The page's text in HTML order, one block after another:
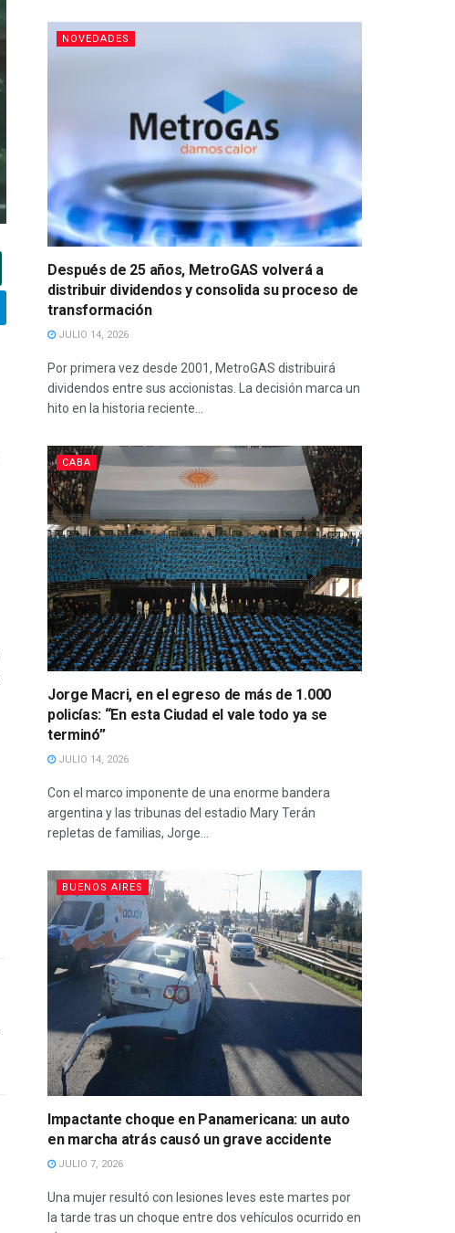
NOVEDADES
Después de 25 años, MetroGAS volverá a
distribuir dividendos y consolida su proceso de
transformación
JULIO 14, 2026
Por primera vez desde 2001, MetroGAS distribuirá
dividendos entre sus accionistas. La decisión marca un
hito en la historia reciente...
CABA
Jorge Macri, en el egreso de más de 1.000
policías: “En esta Ciudad el vale todo ya se
terminó”
JULIO 14, 2026
Con el marco imponente de una enorme bandera
argentina y las tribunas del estadio Mary Terán
repletas de familias, Jorge...
BUENOS AIRES
Impactante choque en Panamericana: un auto
en marcha atrás causó un grave accidente
JULIO 7, 2026
Una mujer resultó con lesiones leves este martes por
la tarde tras un choque entre dos vehículos ocurrido en